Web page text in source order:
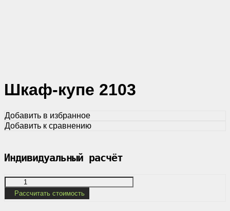
Шкаф-купе 2103
Добавить в избранное
Добавить к сравнению
Индивидуальный расчёт
Рассчитать стоимость